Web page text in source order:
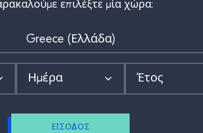
επιλέξτε μία χώρα:
ΕΊΣΟΔΟΣ